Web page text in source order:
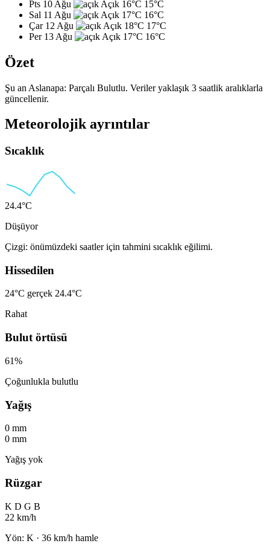
Pts 10 Ağu Açık 16°C 15°C
Sal 11 Ağu
Açık 17°C 16°C
Çar 12 Ağu
Açık 18°C 17°C
Per 13 Ağu
Açık 17°C 16°C
Özet
Şu an Aslanapa: Parçalı Bulutlu. Veriler yaklaşık 3 saatlik aralıklarla
güncellenir.
Meteorolojik ayrıntılar
Sıcaklık
24.4°C
Düşüyor
Çizgi: önümüzdeki saatler için tahmini sıcaklık eğilimi.
Hissedilen
24°C gerçek 24.4°C
Rahat
Bulut örtüsü
61%
Çoğunlukla bulutlu
Yağış
0 mm
0 mm
Yağış yok
Rüzgar
K D G B
22 km/h
Yön: K · 36 km/h hamle